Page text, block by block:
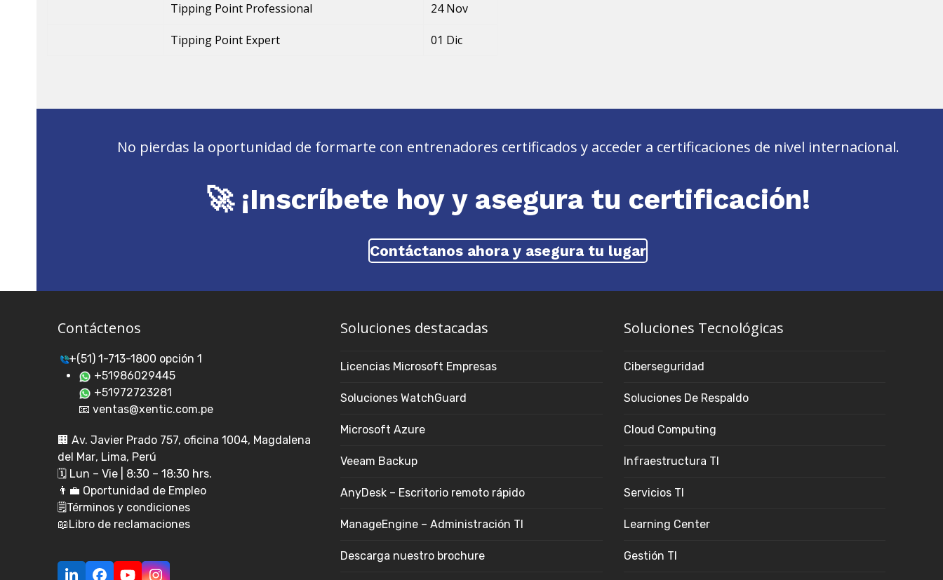
Tipping Point Professional 24 Nov
Tipping Point Expert 01 Dic
No pierdas la oportunidad de formarte con entrenadores certificados y acceder a certificaciones de nivel internacional.
🚀 ¡Inscríbete hoy y asegura tu certificación!
Contáctanos ahora y asegura tu lugar
Contáctenos
+(51) 1-713-1800 opción 1
+51986029445
+51972723281
📧 ventas@xentic.com.pe
🏢Av. Javier Prado 757, oficina 1004, Magdalena
del Mar, Lima, Perú
🗓️ Lun – Vie | 8:30 – 18:30 hrs.
👨‍💼 Oportunidad de Empleo
🗒️Términos y condiciones
📖Libro de reclamaciones
Soluciones destacadas
Licencias Microsoft Empresas
Soluciones WatchGuard
Microsoft Azure
Veeam Backup
AnyDesk – Escritorio remoto rápido
ManageEngine – Administración TI
Descarga nuestro brochure
Soluciones Tecnológicas
Ciberseguridad
Soluciones De Respaldo
Cloud Computing
Infraestructura TI
Servicios TI
Learning Center
Gestión TI